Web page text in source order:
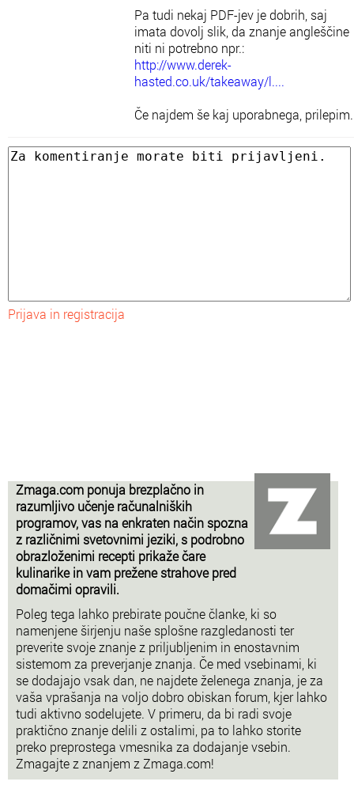
Pa tudi nekaj PDF-jev je dobrih, saj
imata dovolj slik, da znanje angleščine
niti ni potrebno npr.:
http://www.derek-
hasted.co.uk/takeaway/l....
Če najdem še kaj uporabnega, prilepim.
Prijava in registracija
Zmaga.com ponuja brezplačno in
razumljivo učenje računalniških
programov, vas na enkraten način spozna
z različnimi svetovnimi jeziki, s podrobno
obrazloženimi recepti prikaže čare
kulinarike in vam prežene strahove pred
domačimi opravili.
Poleg tega lahko prebirate poučne članke, ki so
namenjene širjenju naše splošne razgledanosti ter
preverite svoje znanje z priljubljenim in enostavnim
sistemom za preverjanje znanja. Če med vsebinami, ki
se dodajajo vsak dan, ne najdete želenega znanja, je za
vaša vprašanja na voljo dobro obiskan forum, kjer lahko
tudi aktivno sodelujete. V primeru, da bi radi svoje
praktično znanje delili z ostalimi, pa to lahko storite
preko preprostega vmesnika za dodajanje vsebin.
Zmagajte z znanjem z Zmaga.com!